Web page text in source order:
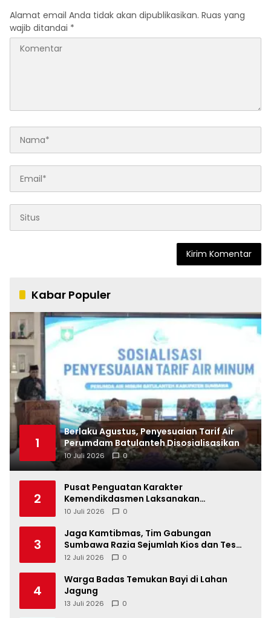
Alamat email Anda tidak akan dipublikasikan. Ruas yang
wajib ditandai *
Kabar Populer
1
Berlaku Agustus, Penyesuaian Tarif Air
Perumdam Batulanteh Disosialisasikan
10 Juli 2026 0
2
Pusat Penguatan Karakter
Kemendikdasmen Laksanakan
Pendampingan MPLS Ramah di
10 Juli 2026 0
3
Jaga Kamtibmas, Tim Gabungan
Sumbawa Razia Sejumlah Kios dan Tes
Urine di Tempat Hiburan
12 Juli 2026 0
4
Warga Badas Temukan Bayi di Lahan
Jagung
13 Juli 2026 0